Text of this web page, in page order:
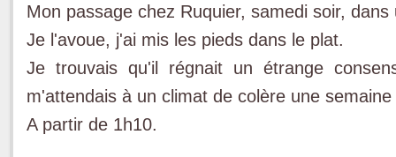
Mon passage chez Ruquier, samedi soir,
Je l'avoue, j'ai mis les pieds dans le plat.
Je trouvais qu'il régnait un étrange
m'attendais à un climat de colère une
A partir de 1h10.